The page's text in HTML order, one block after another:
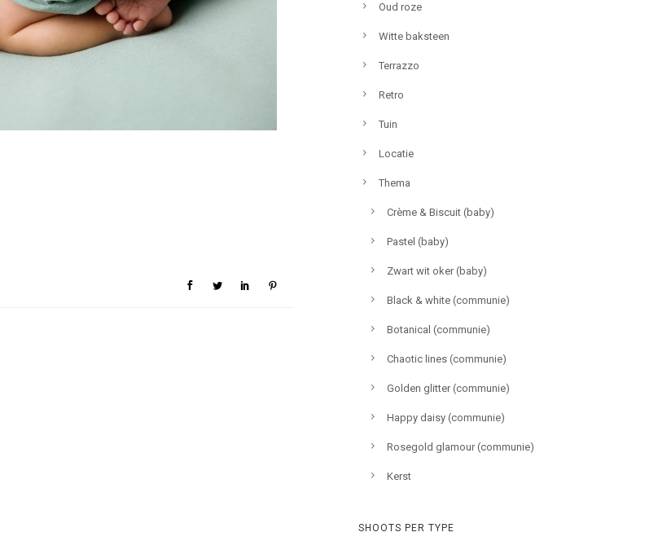
Oud roze
Witte baksteen
Terrazzo
Retro
Tuin
Locatie
Thema
Crème & Biscuit (baby)
Pastel (baby)
Zwart wit oker (baby)
Black & white (communie)
Botanical (communie)
Chaotic lines (communie)
Golden glitter (communie)
Happy daisy (communie)
Rosegold glamour (communie)
Kerst
SHOOTS PER TYPE